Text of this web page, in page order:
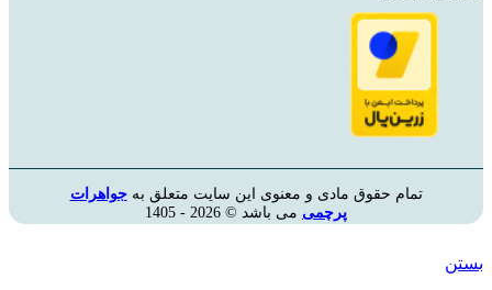
تمام حقوق مادی و معنوی این سایت متعلق بهجواهرات
پرچمی می باشد © 2026 - 1405
بستن